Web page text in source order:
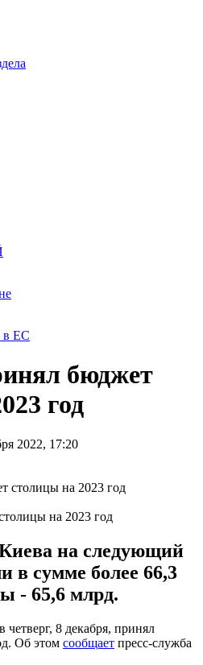
в ЕС
бюджет
год
2022, 17:20
на 2023 год
на следующий
в сумме более 66,3
- 65,6 млрд.
четверг, 8 декабря, принял
Об этом сообщает пресс-служба